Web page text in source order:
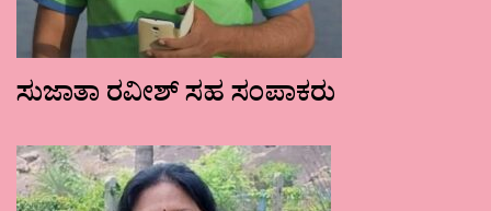
ಸುಜಾತಾ ರವೀಶ್ ಸಹ ಸಂಪಾಕರು